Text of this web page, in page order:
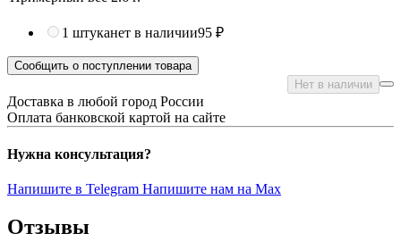
1 штуканет в наличии95 ₽
Сообщить о поступлении товара
Нет в наличии
Доставка в любой город России
Оплата банковской картой на сайте
Нужна консультация?
Напишите в Telegram Напишите нам на Max
Отзывы